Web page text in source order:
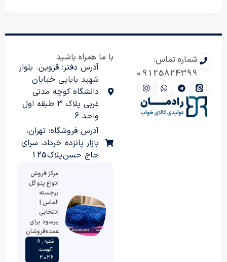
شماره تماس:
09125824399
با ما همراه باشید
آدرس دفتر: قزوین. بلوار
شهید بابایی خیابان
دانشگاه کوچه مدنی
غربی پلاک 3 طبقه اول
واحد 6
آدرس فروشگاه: تهران،
بازار پانزده خرداد، سرای
حاج حسن پلاک 125
مرکز فروش
انواع پتو گل
برجسته
الماس |
انتخابی
پرسود برای
عمده‌فروشان
شنبه , 8
آگوست
2026